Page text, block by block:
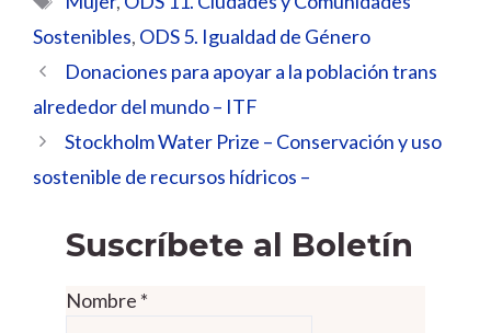
Sostenibles, ODS 5. Igualdad de Género
Donaciones para apoyar a la población trans
alrededor del mundo – ITF
Stockholm Water Prize – Conservación y uso
sostenible de recursos hídricos –
Suscríbete al Boletín
Nombre *